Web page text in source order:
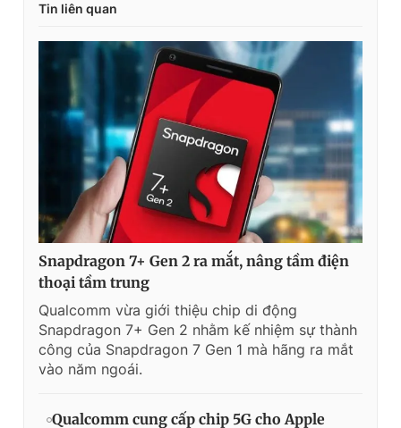
Tin liên quan
Snapdragon 7+ Gen 2 ra mắt, nâng tầm điện
thoại tầm trung
Qualcomm vừa giới thiệu chip di động
Snapdragon 7+ Gen 2 nhằm kế nhiệm sự thành
công của Snapdragon 7 Gen 1 mà hãng ra mắt
vào năm ngoái.
Qualcomm cung cấp chip 5G cho Apple